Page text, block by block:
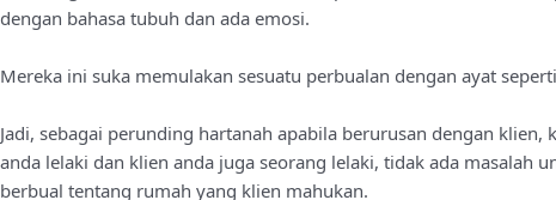
dengan bahasa tubuh dan ada emosi.
Mereka ini suka memulakan sesuatu perbualan dengan ayat seperti
Jadi, sebagai perunding hartanah apabila berurusan dengan
anda lelaki dan klien anda juga seorang lelaki, tidak ada masalah
berbual tentang rumah yang klien mahukan.